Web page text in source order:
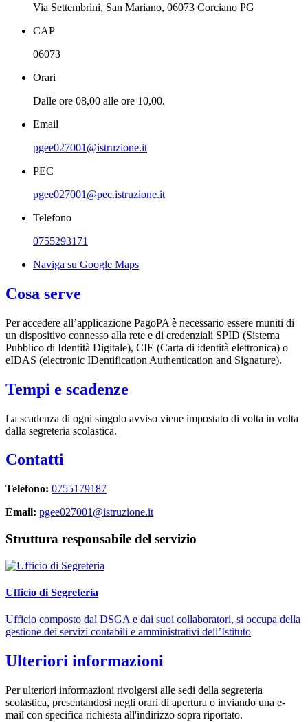
Via Settembrini, San Mariano, 06073 Corciano PG
CAP
06073
Orari
Dalle ore 08,00 alle ore 10,00.
Email
pgee027001@istruzione.it
PEC
pgee027001@pec.istruzione.it
Telefono
0755293171
Naviga su Google Maps
Cosa serve
Per accedere all’applicazione PagoPA è necessario essere muniti di
un dispositivo connesso alla rete e di credenziali SPID (Sistema
Pubblico di Identità Digitale), CIE (Carta di identità elettronica) o
eIDAS (electronic IDentification Authentication and Signature).
Tempi e scadenze
La scadenza di ogni singolo avviso viene impostato di volta in volta
dalla segreteria scolastica.
Contatti
Telefono: 0755179187
Email: pgee027001@istruzione.it
Struttura responsabile del servizio
Ufficio di Segreteria
Ufficio composto dal DSGA e dai suoi collaboratori, si occupa della
gestione dei servizi contabili e amministrativi dell’Istituto
Ulteriori informazioni
Per ulteriori informazioni rivolgersi alle sedi della segreteria
scolastica, presentandosi negli orari di apertura o inviando una e-
mail con specifica richiesta all'indirizzo sopra riportato.